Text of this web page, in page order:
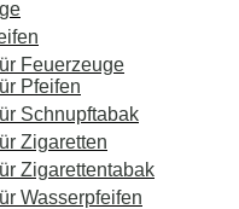
Feuerzeuge
Pfeifen
Schnupftabak
Zigaretten
Zigarettentabak
Wasserpfeifen